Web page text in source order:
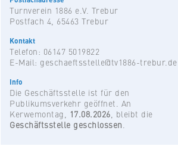
Turnverein 1886 e.V. Trebur
Postfach 4, 65463 Trebur
Kontakt
Telefon: 06147 5019822
E-Mail: geschaeftsstelle@tv1886-trebur.de
Info
Die Geschäftsstelle ist für den
Publikumsverkehr geöffnet. An
Kerwemontag, 17.08.2026, bleibt die
Geschäftsstelle geschlossen.